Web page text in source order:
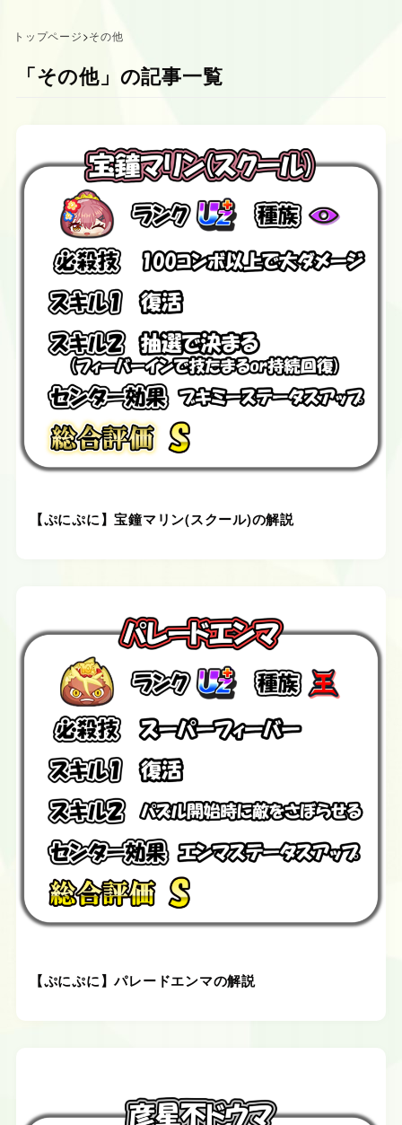
トップページ>その他
「その他」の記事一覧
【ぷにぷに】宝鐘マリン(スクール)の解説
【ぷにぷに】パレードエンマの解説